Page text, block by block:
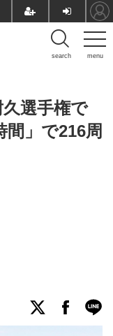
menu
search
選手権で
」で216周